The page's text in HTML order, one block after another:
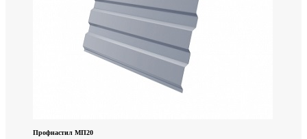
Профнастил МП20